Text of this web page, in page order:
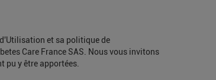
d'Utilisation et sa politique de
Care France SAS. Nous vous invitons
pu y être apportées.